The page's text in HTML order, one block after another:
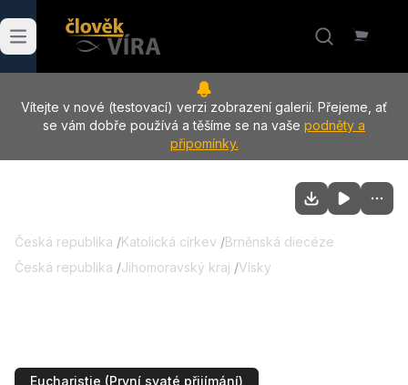
Vítejte v nové (testovací) verzi zobrazení galerií. Přejeme, ať
se vám dobře používá a těšíme se na vaše podněty a
připomínky.
Česká republika /Katolická církev /Brněnská diecéze
Česká republika /Jihomoravský kraj /Vísky
Eucharistie (První svaté přijímání)